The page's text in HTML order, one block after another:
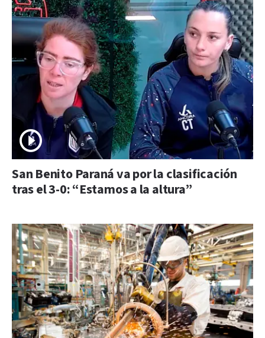
San Benito Paraná va por la clasificación
tras el 3-0: “Estamos a la altura”